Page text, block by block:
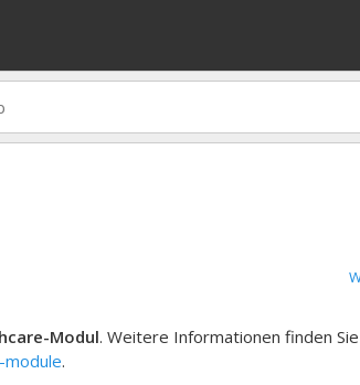
Modul. Weitere Informationen finden
.